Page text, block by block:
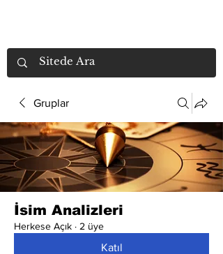
Gruplar
İsim Analizleri
Herkese Açık · 2 üye
Katıl